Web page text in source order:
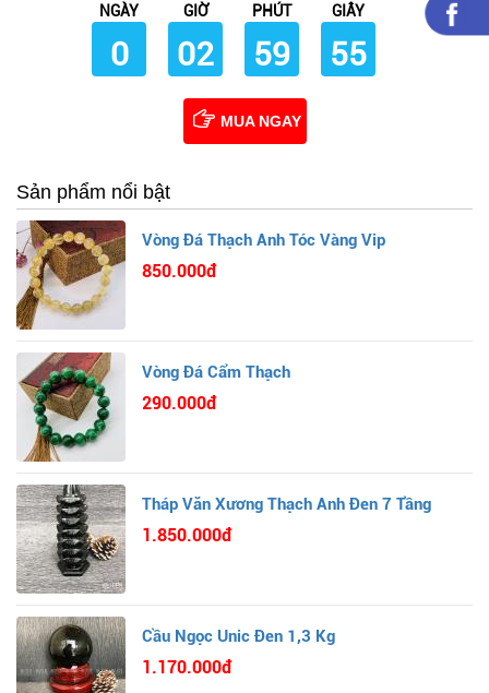
NGÀY
0
GIỜ
02
PHÚT
59
GIÂY
54
MUA NGAY
Sản phẩm nổi bật
Vòng Đá Thạch Anh Tóc Vàng Vip
850.000đ
Vòng Đá Cẩm Thạch
290.000đ
Tháp Văn Xương Thạch Anh Đen 7 Tầng
1.850.000đ
Cầu Ngọc Unic Đen 1,3 Kg
1.170.000đ